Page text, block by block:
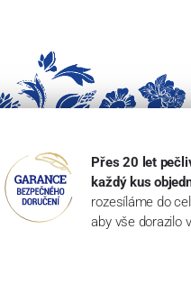
Přes 20 let
každý kus
rozesíláme do
aby vše dorazilo